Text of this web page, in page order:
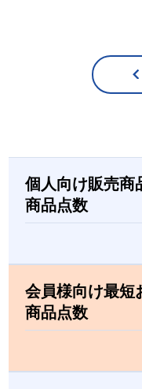
個人向け販売商
商品点数
会員様向け最短
商品点数